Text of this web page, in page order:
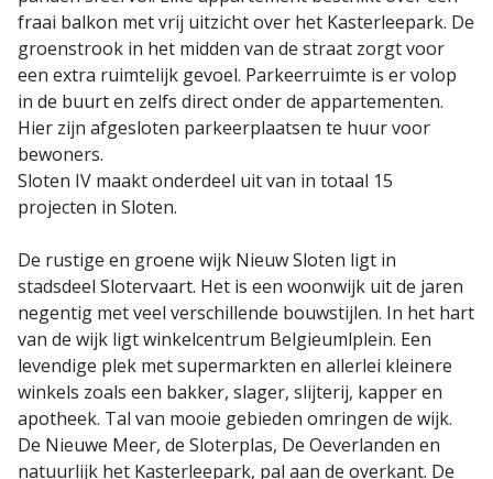
fraai balkon met vrij uitzicht over het Kasterleepark. De
groenstrook in het midden van de straat zorgt voor
een extra ruimtelijk gevoel. Parkeerruimte is er volop
in de buurt en zelfs direct onder de appartementen.
Hier zijn afgesloten parkeerplaatsen te huur voor
bewoners.
Sloten IV maakt onderdeel uit van in totaal 15
projecten in Sloten.
De rustige en groene wijk Nieuw Sloten ligt in
stadsdeel Slotervaart. Het is een woonwijk uit de jaren
negentig met veel verschillende bouwstijlen. In het hart
van de wijk ligt winkelcentrum Belgieumlplein. Een
levendige plek met supermarkten en allerlei kleinere
winkels zoals een bakker, slager, slijterij, kapper en
apotheek. Tal van mooie gebieden omringen de wijk.
De Nieuwe Meer, de Sloterplas, De Oeverlanden en
natuurlijk het Kasterleepark, pal aan de overkant. De